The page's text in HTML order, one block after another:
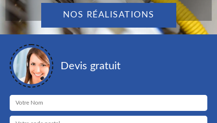
NOS RÉALISATIONS
Devis gratuit